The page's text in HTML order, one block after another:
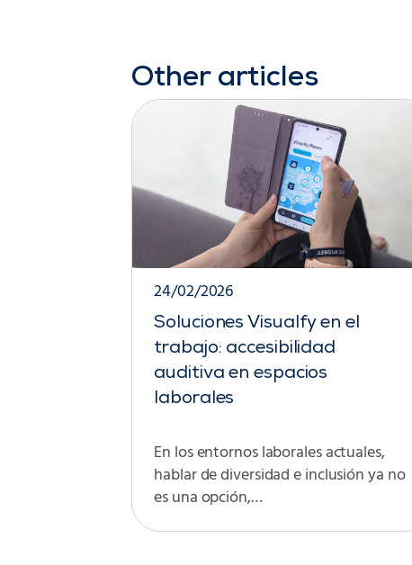
Other articles
Soluciones Visualfy en el
trabajo: accesibilidad
auditiva en espacios
laborales
24/02/2026
En los entornos laborales actuales,
hablar de diversidad e inclusión ya no
es una opción,…